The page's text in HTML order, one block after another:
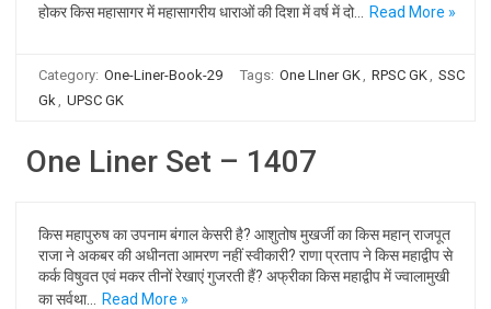
होकर किस महासागर में महासागरीय धाराओं की दिशा में वर्ष में दो…
Read More »
Category: One-Liner-Book-29 Tags: One LIner GK, RPSC GK, SSC
Gk, UPSC GK
One Liner Set – 1407
किस महापुरुष का उपनाम बंगाल केसरी है? आशुतोष मुखर्जी का किस महान् राजपूत
राजा ने अकबर की अधीनता आमरण नहीं स्वीकारी? राणा प्रताप ने किस महाद्वीप से
कर्क विषुवत एवं मकर तीनों रेखाएं गुजरती हैं? अफ्रीका किस महाद्वीप में ज्वालामुखी
का सर्वथा…
Read More »